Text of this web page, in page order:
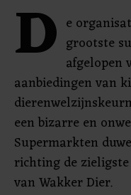
D e
grootste
afgelopen
aanbiedingen van
een bizarre en
Supermarkten
richting de
van Wakker Dier.